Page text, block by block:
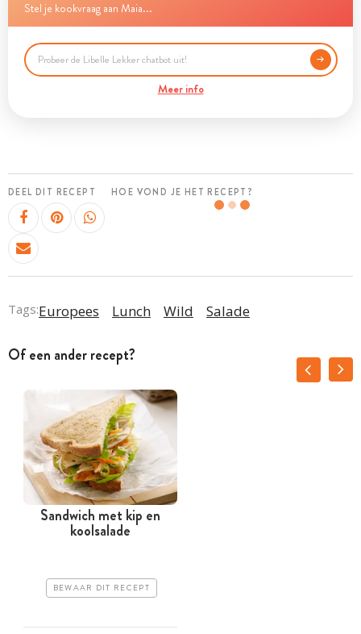
Stel je kookvraag aan Maia...
Meer info
DEEL DIT RECEPT HOE VOND JE HET RECEPT?
Tags:Europees Lunch Wild Salade
Of een ander recept?
Sandwich met kip en
koolsalade
BEWAAR DIT RECEPT